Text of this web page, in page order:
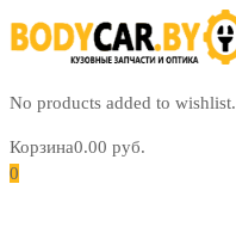
No products added to wishlist.
Корзина0.00 руб.
0